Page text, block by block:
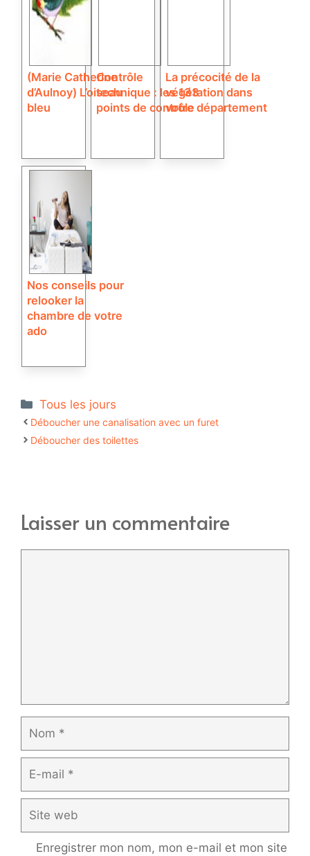
(Marie Catherine
d’Aulnoy) L’oiseau
bleu
Contrôle
technique : les 133
points de contrôle
La précocité de la
végétation dans
votre département
Nos conseils pour
relooker la
chambre de votre
ado
Catégories
Tous les jours
Déboucher une canalisation avec un furet
Déboucher des toilettes
Laisser un commentaire
mail
web
Enregistrer mon nom, mon e-mail et mon site